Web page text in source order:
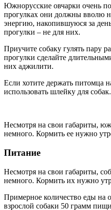
Южнорусские овчарки очень
прогулках они должны вволю
энергию, накопившуюся за
прогулки – не для них.
Приучите собаку гулять пару
прогулки сделайте
них аджилити.
Если хотите держать питомца
использовать шлейку для собак.
Несмотря на свои габариты,
немного. Кормить ее нужно
Питание
Несмотря на свои габариты,
немного. Кормить их нужно
Примерное количество еды на
взрослой собаки 50 грамм